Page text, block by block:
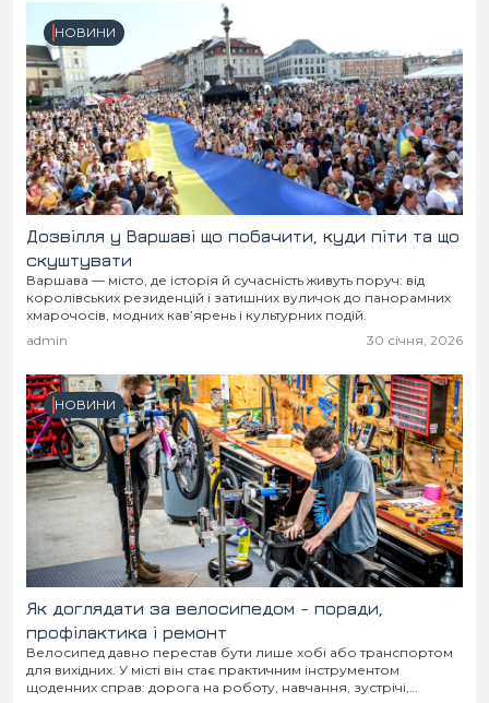
НОВИНИ
Дозвілля у Варшаві що побачити, куди піти та що
скуштувати
Варшава — місто, де історія й сучасність живуть поруч: від
королівських резиденцій і затишних вуличок до панорамних
хмарочосів, модних кав’ярень і культурних подій.
admin
30 січня, 2026
НОВИНИ
Як доглядати за велосипедом - поради,
профілактика і ремонт
Велосипед давно перестав бути лише хобі або транспортом
для вихідних. У місті він стає практичним інструментом
щоденних справ: дорога на роботу, навчання, зустрічі,